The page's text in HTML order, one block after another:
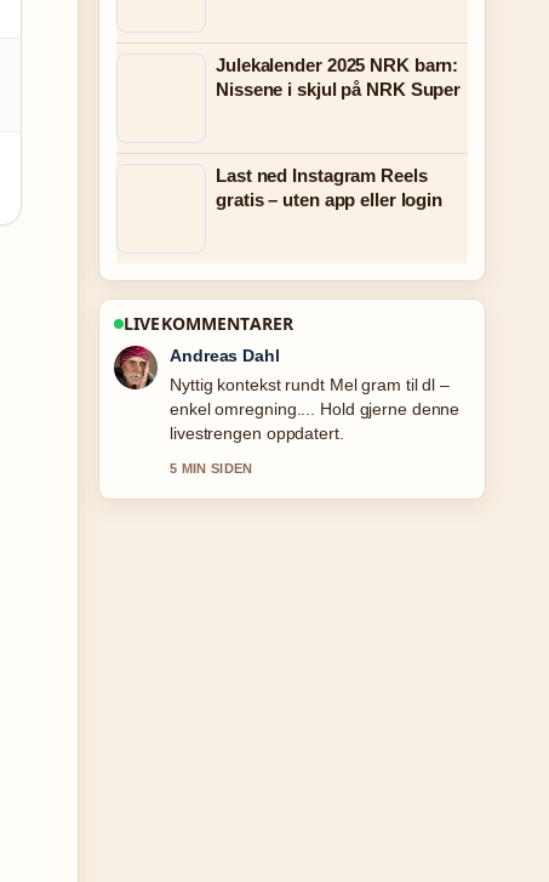
Julekalender 2025 NRK barn:
Nissene i skjul på NRK Super
Last ned Instagram Reels
gratis – uten app eller login
LIVEKOMMENTARER
Sara Lind
Dekningen av Red Eye serie: sesonger,
cast og hvor... oppleves solid og lett a
folge.
7 MIN SIDEN